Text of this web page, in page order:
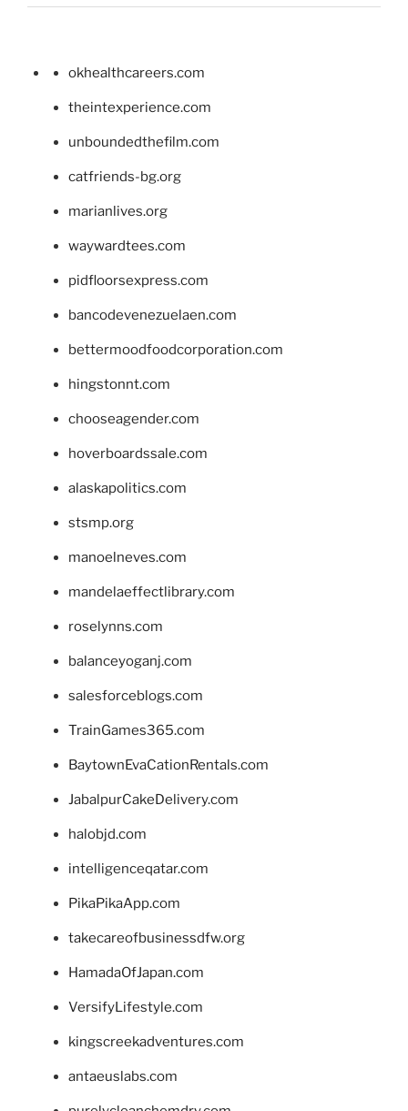
okhealthcareers.com
theintexperience.com
unboundedthefilm.com
catfriends-bg.org
marianlives.org
waywardtees.com
pidfloorsexpress.com
bancodevenezuelaen.com
bettermoodfoodcorporation.com
hingstonnt.com
chooseagender.com
hoverboardssale.com
alaskapolitics.com
stsmp.org
manoelneves.com
mandelaeffectlibrary.com
roselynns.com
balanceyoganj.com
salesforceblogs.com
TrainGames365.com
BaytownEvaCationRentals.com
JabalpurCakeDelivery.com
halobjd.com
intelligenceqatar.com
PikaPikaApp.com
takecareofbusinessdfw.org
HamadaOfJapan.com
VersifyLifestyle.com
kingscreekadventures.com
antaeuslabs.com